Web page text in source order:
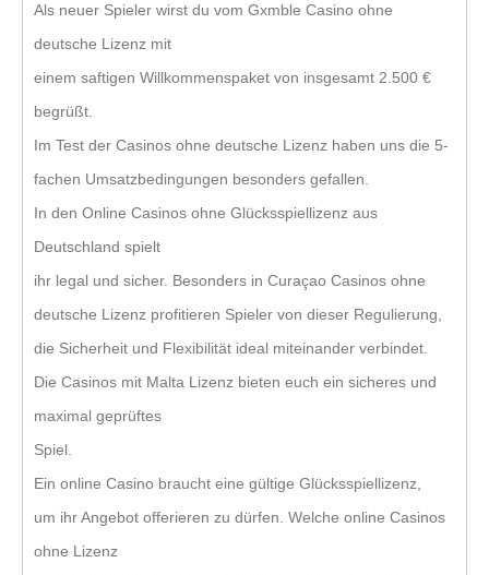
Als neuer Spieler wirst du vom Gxmble Casino ohne
deutsche Lizenz mit
einem saftigen Willkommenspaket von insgesamt 2.500 €
begrüßt.
Im Test der Casinos ohne deutsche Lizenz haben uns die 5-
fachen Umsatzbedingungen besonders gefallen.
In den Online Casinos ohne Glücksspiellizenz aus
Deutschland spielt
ihr legal und sicher. Besonders in Curaçao Casinos ohne
deutsche Lizenz profitieren Spieler von dieser Regulierung,
die Sicherheit und Flexibilität ideal miteinander verbindet.
Die Casinos mit Malta Lizenz bieten euch ein sicheres und
maximal geprüftes
Spiel.
Ein online Casino braucht eine gültige Glücksspiellizenz,
um ihr Angebot offerieren zu dürfen. Welche online Casinos
ohne Lizenz